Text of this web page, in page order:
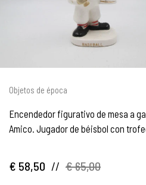
Objetos de época
Encendedor figurativo de mesa a
Amico. Jugador de béisbol con
€ 58,50 // € 65,00